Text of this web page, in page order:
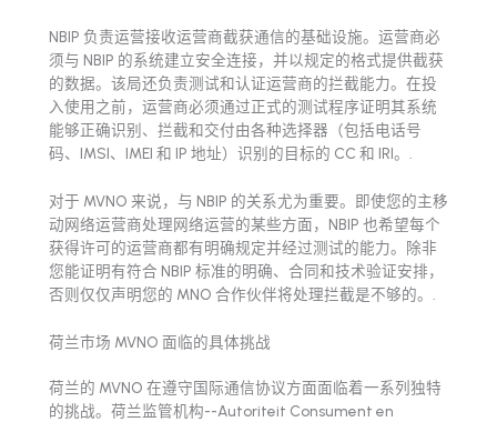
NBIP 负责运营接收运营商截获通信的基础设施。运营商必
须与 NBIP 的系统建立安全连接，并以规定的格式提供截获
的数据。该局还负责测试和认证运营商的拦截能力。在投
入使用之前，运营商必须通过正式的测试程序证明其系统
能够正确识别、拦截和交付由各种选择器（包括电话号
码、IMSI、IMEI 和 IP 地址）识别的目标的 CC 和 IRI。.
对于 MVNO 来说，与 NBIP 的关系尤为重要。即使您的主移
动网络运营商处理网络运营的某些方面，NBIP 也希望每个
获得许可的运营商都有明确规定并经过测试的能力。除非
您能证明有符合 NBIP 标准的明确、合同和技术验证安排，
否则仅仅声明您的 MNO 合作伙伴将处理拦截是不够的。.
荷兰市场 MVNO 面临的具体挑战
荷兰的 MVNO 在遵守国际通信协议方面面临着一系列独特
的挑战。荷兰监管机构--Autoriteit Consument en